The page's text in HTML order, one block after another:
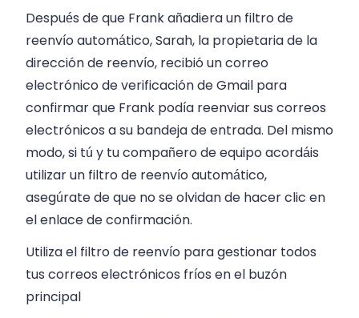
Después de que Frank añadiera un filtro de
reenvío automático, Sarah, la propietaria de la
dirección de reenvío, recibió un correo
electrónico de verificación de Gmail para
confirmar que Frank podía reenviar sus correos
electrónicos a su bandeja de entrada. Del mismo
modo, si tú y tu compañero de equipo acordáis
utilizar un filtro de reenvío automático,
asegúrate de que no se olvidan de hacer clic en
el enlace de confirmación.
Utiliza el filtro de reenvío para gestionar todos
tus correos electrónicos fríos en el buzón
principal